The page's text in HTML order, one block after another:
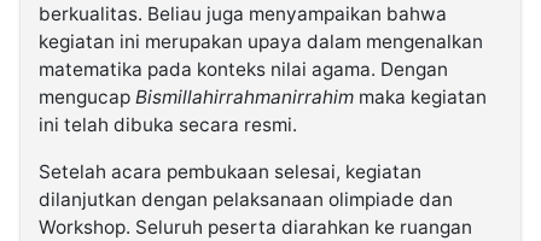
berkualitas. Beliau juga menyampaikan bahwa
kegiatan ini merupakan upaya dalam mengenalkan
matematika pada konteks nilai agama. Dengan
mengucap Bismillahirrahmanirrahim maka kegiatan
ini telah dibuka secara resmi.
Setelah acara pembukaan selesai, kegiatan
dilanjutkan dengan pelaksanaan olimpiade dan
Workshop. Seluruh peserta diarahkan ke ruangan